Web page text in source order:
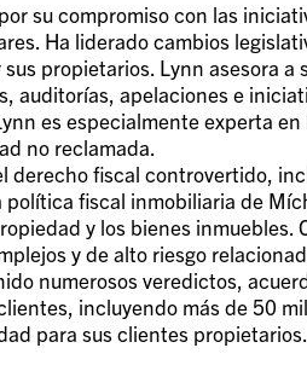
su compromiso con las
Ha liderado cambios
propietarios. Lynn asesora
auditorías, apelaciones e
es especialmente experta
no reclamada.
derecho fiscal controvertido,
política fiscal inmobiliaria de
y los bienes inmuebles.
y de alto riesgo
numerosos veredictos,
incluyendo más de 50
para sus clientes propietarios.